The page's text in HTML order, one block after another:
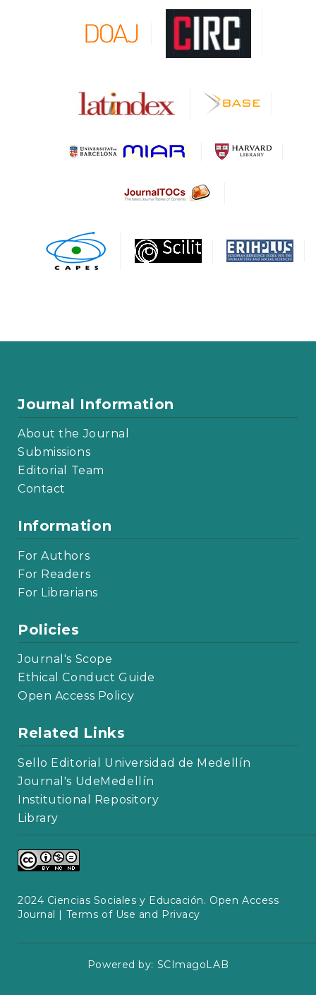
Journal Information
About the Journal
Submissions
Editorial Team
Contact
Information
For Authors
For Readers
For Librarians
Policies
Journal's Scope
Ethical Conduct Guide
Open Access Policy
Related Links
Sello Editorial Universidad de Medellín
Journal's UdeMedellín
Institutional Repository
Library
2024 Ciencias Sociales y Educación. Open Access
Journal | Terms of Use and Privacy
Powered by: SCImagoLAB